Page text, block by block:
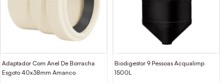
Adaptador Com Anel De Borracha
Esgoto 40x38mm Amanco
Biodigestor 9 Pessoas Acqualimp
1500L